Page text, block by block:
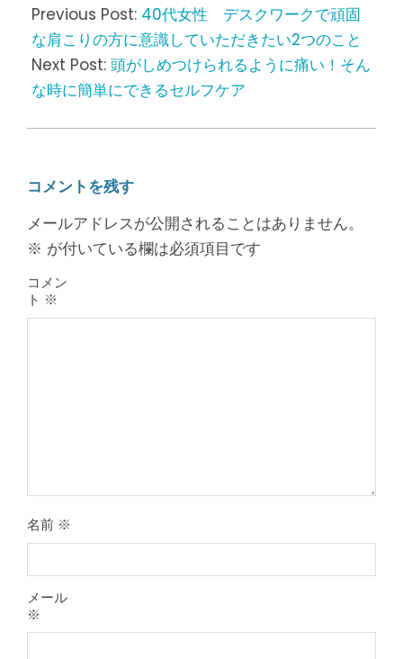
07-
16
Previous Post: 40代女性 デスクワークで頑固
な肩こりの方に意識していただきたい2つのこと
Next Post: 頭がしめつけられるように痛い！そん
な時に簡単にできるセルフケア
コメントを残す
メールアドレスが公開されることはありません。
※ が付いている欄は必須項目です
コメン
ト ※
名前 ※
メール
※
たほうがいい？それとも温める？
整形外科で水を抜きヒアルロン酸注射
ジャンプやダッシュで膝のお皿の下が